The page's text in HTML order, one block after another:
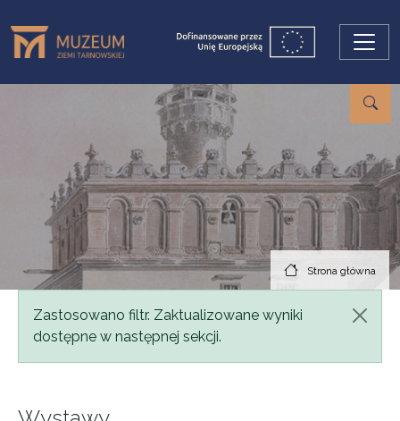
Strona główna
Komunikat
Zastosowano filtr. Zaktualizowane wyniki
dostępne w następnej sekcji.